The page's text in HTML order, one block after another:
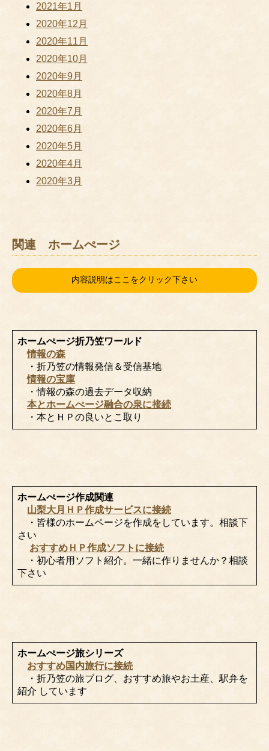
2021年1月
2020年12月
2020年11月
2020年10月
2020年9月
2020年8月
2020年7月
2020年6月
2020年5月
2020年4月
2020年3月
関連 ホームぺージ
内容説明はここをクリック下さい
ホームぺージ折乃笠ワールド
情報の森
・折乃笠の情報発信＆受信基地
情報の宝庫
・情報の森の過去データ収納
本とホームぺージ融合の泉に接続
・本とＨＰの良いとこ取り
ホームぺージ作成関連
山梨大月ＨＰ作成サービスに接続
・皆様のホームページを作成をしています。相談下
さい
おすすめＨＰ作成ソフトに接続
・初心者用ソフト紹介。一緒に作りませんか？相談
下さい
ホームぺージ旅シリーズ
おすすめ国内旅行に接続
・折乃笠の旅ブログ、おすすめ旅やお土産、駅弁を
紹介 しています